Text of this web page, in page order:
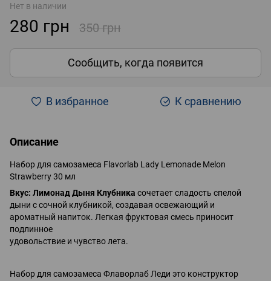
Нет в наличии
280 грн 350 грн
Сообщить, когда появится
В избранное К сравнению
Описание
Набор для самозамеса Flavorlab Lady Lemonade Melon
Strawberry 30 мл
Вкус: Лимонад Дыня Клубника сочетает сладость спелой
дыни с сочной клубникой, создавая освежающий и
ароматный напиток. Легкая фруктовая смесь приносит
подлинное
удовольствие и чувство лета.
Набор для самозамеса Флаворлаб Леди это конструктор